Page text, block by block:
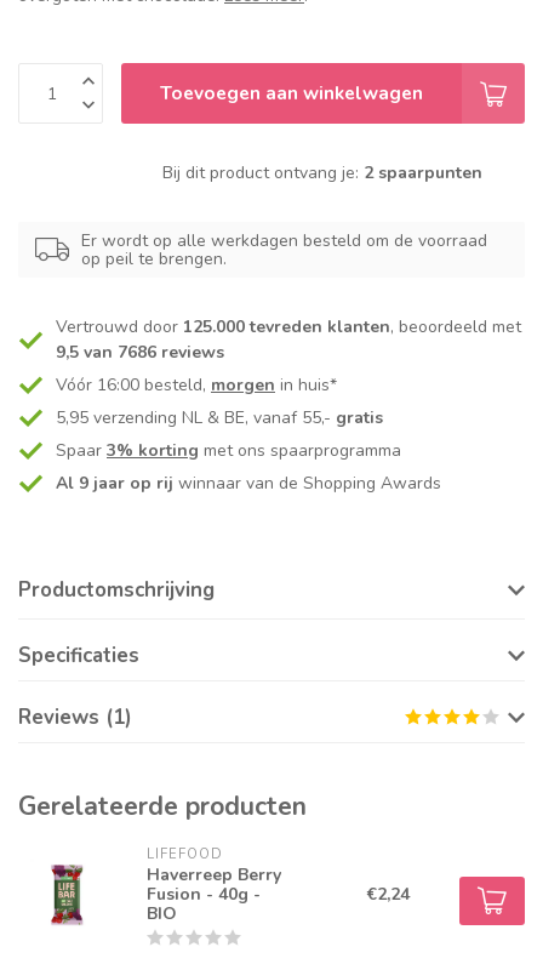
Toevoegen aan winkelwagen
Bij dit product ontvang je: 2 spaarpunten
Er wordt op alle werkdagen besteld om de voorraad
op peil te brengen.
Vertrouwd door 125.000 tevreden klanten, beoordeeld met
9,5 van 7686 reviews
Vóór 16:00 besteld, morgen in huis*
5,95 verzending NL & BE, vanaf 55,- gratis
Spaar 3% korting met ons spaarprogramma
Al 9 jaar op rij winnaar van de Shopping Awards
Productomschrijving
Specificaties
Reviews (1)
Gerelateerde producten
LIFEFOOD
Haverreep Berry
Fusion - 40g -
BIO
€2,24